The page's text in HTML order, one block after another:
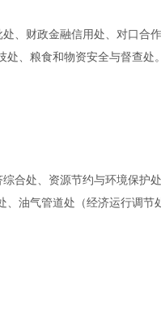
、财政金融信用处、对口合
、粮食和物资安全与督查处。
合处、资源节约与环境保护
油气管道处（经济运行调节